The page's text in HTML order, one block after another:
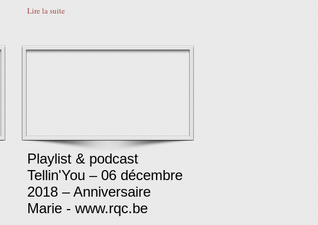
Lire la suite
Playlist & podcast
Tellin'You – 06 décembre
2018 – Anniversaire
Marie - www.rqc.be